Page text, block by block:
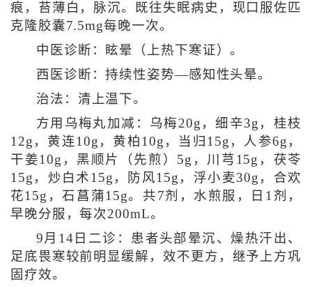
痕，苔薄白，脉沉。既往失眠病史，现口服佐匹
克隆胶囊7.5mg每晚一次。
中医诊断：眩晕（上热下寒证）。
西医诊断：持续性姿势—感知性头晕。
治法：清上温下。
方用乌梅丸加减：乌梅20g，细辛3g，桂枝
12g，黄连10g，黄柏10g，当归15g，人参6g，
干姜10g，黑顺片（先煎）5g，川芎15g，茯苓
15g，炒白术15g，防风15g，浮小麦30g，合欢
花15g，石菖蒲15g。共7剂，水煎服，日1剂，
早晚分服，每次200mL。
9月14日二诊：患者头部晕沉、燥热汗出、
足底畏寒较前明显缓解，效不更方，继予上方巩
固疗效。